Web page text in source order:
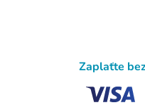
Zaplaťte